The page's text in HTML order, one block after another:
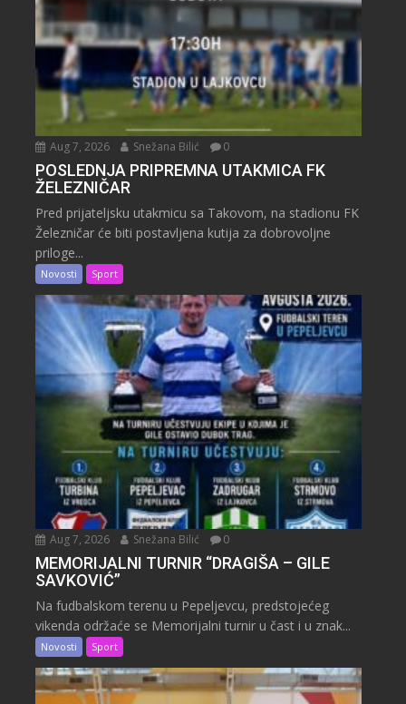
Aug 7, 2026 Snežana Bilić 0
POSLEDNJA PRIPREMNA UTAKMICA FK
ŽELEZNIČAR
Pred prijateljsku utakmicu sa Takovom, na stadionu FK
Železničar će biti postavljena kutija za dobrovoljne
priloge...
Novosti Sport
Aug 7, 2026 Snežana Bilić 0
MEMORIJALNI TURNIR “DRAGIŠA – GILE
SAVKOVIĆ”
Na fudbalskom terenu u Pepeljevcu, predstojećeg
vikenda održaće se Memorijalni turnir u čast i u znak...
Novosti Sport